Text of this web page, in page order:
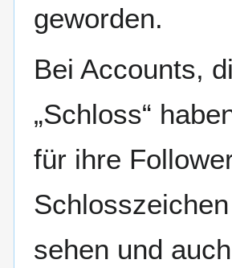
geworden.
Bei Accounts,
„Schloss“
für ihre
sehen und